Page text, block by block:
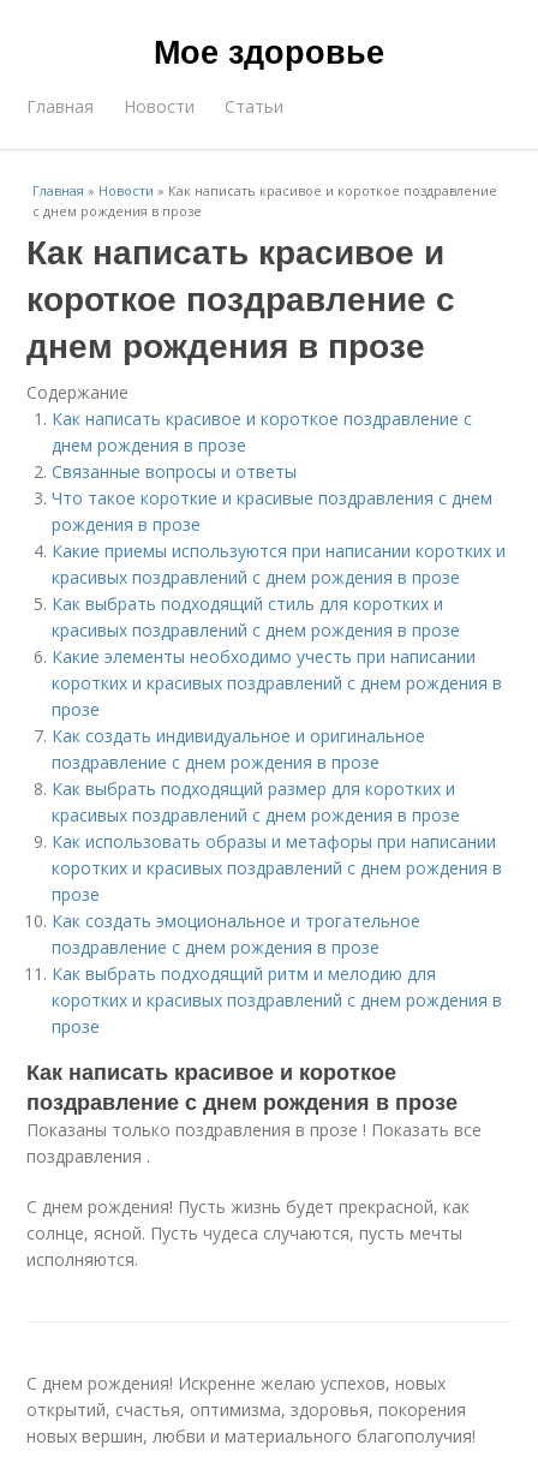
Мое здоровье
Главная Новости Статьи
Главная » Новости » Как написать красивое и короткое поздравление
с днем рождения в прозе
Как написать красивое и
короткое поздравление с
днем рождения в прозе
Содержание
Как написать красивое и короткое поздравление с
днем рождения в прозе
Связанные вопросы и ответы
Что такое короткие и красивые поздравления с днем
рождения в прозе
Какие приемы используются при написании коротких и
красивых поздравлений с днем рождения в прозе
Как выбрать подходящий стиль для коротких и
красивых поздравлений с днем рождения в прозе
Какие элементы необходимо учесть при написании
коротких и красивых поздравлений с днем рождения в
прозе
Как создать индивидуальное и оригинальное
поздравление с днем рождения в прозе
Как выбрать подходящий размер для коротких и
красивых поздравлений с днем рождения в прозе
Как использовать образы и метафоры при написании
коротких и красивых поздравлений с днем рождения в
прозе
Как создать эмоциональное и трогательное
поздравление с днем рождения в прозе
Как выбрать подходящий ритм и мелодию для
коротких и красивых поздравлений с днем рождения в
прозе
Как написать красивое и короткое
поздравление с днем рождения в прозе
Показаны только поздравления в прозе ! Показать все
поздравления .
С днем рождения! Пусть жизнь будет прекрасной, как
солнце, ясной. Пусть чудеса случаются, пусть мечты
исполняются.
С днем рождения! Искренне желаю успехов, новых
открытий, счастья, оптимизма, здоровья, покорения
новых вершин, любви и материального благополучия!